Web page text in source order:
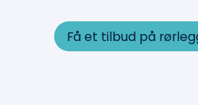
Få et tilbud på